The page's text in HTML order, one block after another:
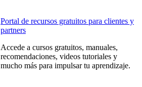
Portal de recursos gratuitos para clientes y
partners
Accede a cursos gratuitos, manuales,
recomendaciones, videos tutoriales y
mucho más para impulsar tu aprendizaje.